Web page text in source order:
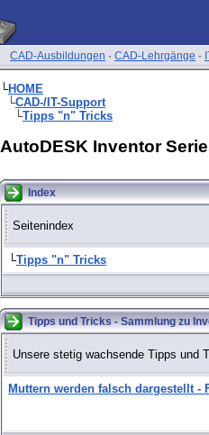
CAD-Ausbildungen · CAD-Lehrgänge ·
└HOME
└CAD-/IT-Support
└Tipps "n" Tricks
AutoDESK Inventor
Index
Seitenindex
└Tipps "n" Tricks
Tipps und Tricks - Sammlung zu
Unsere stetig wachsende Tipps und
Muttern werden falsch dargestellt -